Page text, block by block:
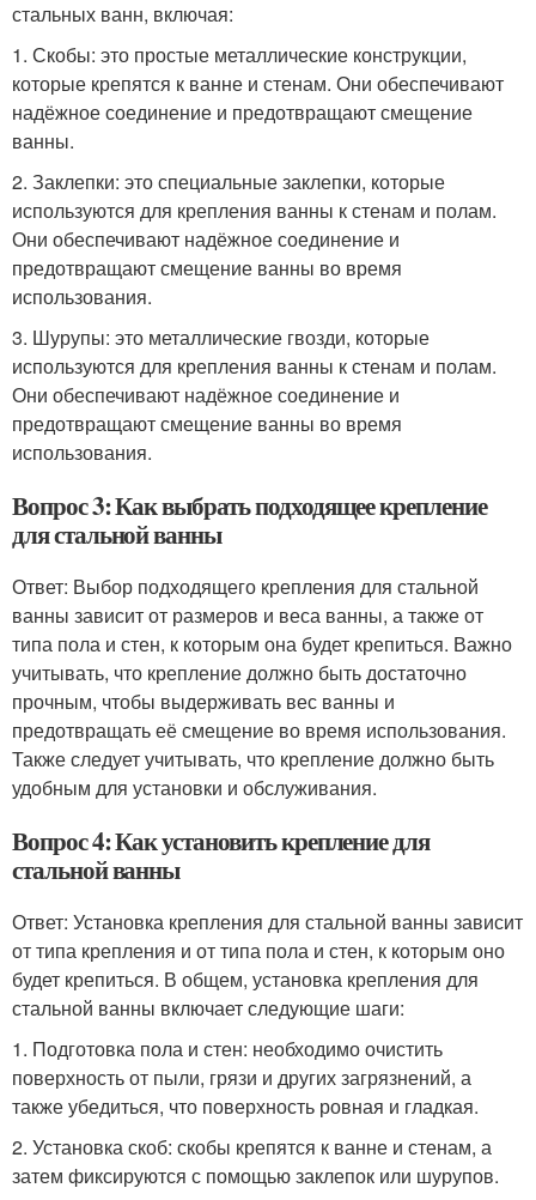
стальных ванн, включая:
1. Скобы: это простые металлические конструкции,
которые крепятся к ванне и стенам. Они обеспечивают
надёжное соединение и предотвращают смещение
ванны.
2. Заклепки: это специальные заклепки, которые
используются для крепления ванны к стенам и полам.
Они обеспечивают надёжное соединение и
предотвращают смещение ванны во время
использования.
3. Шурупы: это металлические гвозди, которые
используются для крепления ванны к стенам и полам.
Они обеспечивают надёжное соединение и
предотвращают смещение ванны во время
использования.
Вопрос 3: Как выбрать подходящее крепление
для стальной ванны
Ответ: Выбор подходящего крепления для стальной
ванны зависит от размеров и веса ванны, а также от
типа пола и стен, к которым она будет крепиться. Важно
учитывать, что крепление должно быть достаточно
прочным, чтобы выдерживать вес ванны и
предотвращать её смещение во время использования.
Также следует учитывать, что крепление должно быть
удобным для установки и обслуживания.
Вопрос 4: Как установить крепление для
стальной ванны
Ответ: Установка крепления для стальной ванны зависит
от типа крепления и от типа пола и стен, к которым оно
будет крепиться. В общем, установка крепления для
стальной ванны включает следующие шаги:
1. Подготовка пола и стен: необходимо очистить
поверхность от пыли, грязи и других загрязнений, а
также убедиться, что поверхность ровная и гладкая.
2. Установка скоб: скобы крепятся к ванне и стенам, а
затем фиксируются с помощью заклепок или шурупов.